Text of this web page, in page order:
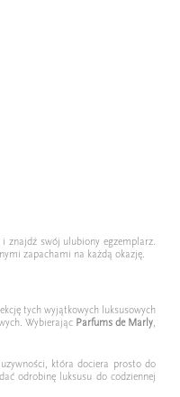
znajdź swój ulubiony egzemplarz.
zapachami na każdą okazję.
tych wyjątkowych luksusowych
Wybierając Parfums de Marly,
która dociera prosto do
odrobinę luksusu do codziennej